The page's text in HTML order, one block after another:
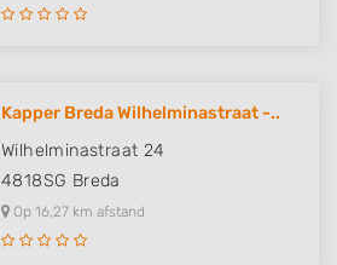
Kapper Breda Wilhelminastraat -..
Wilhelminastraat 24
4818SG Breda
Op 16,27 km afstand